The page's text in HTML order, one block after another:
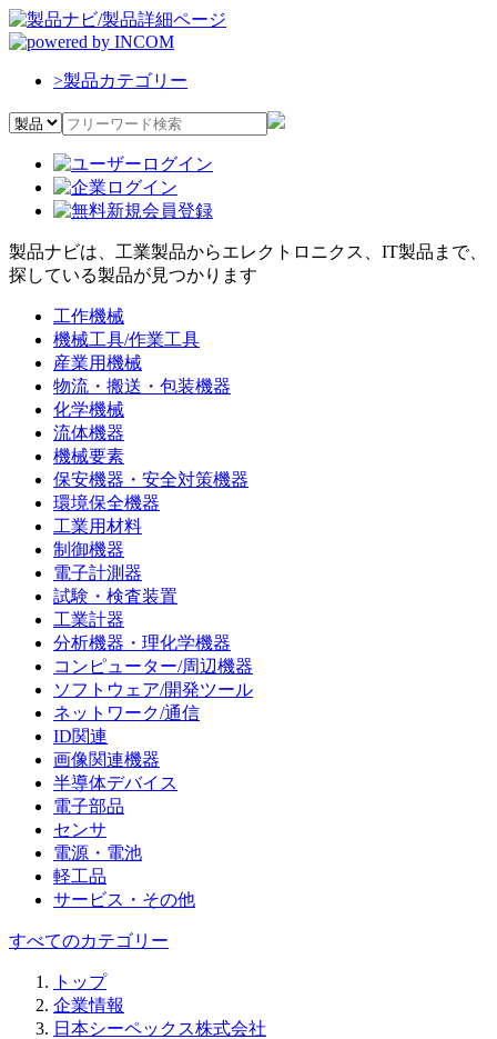
>製品カテゴリー
製品ナビは、工業製品からエレクトロニクス、IT製品まで、
探している製品が見つかります
工作機械
機械工具/作業工具
産業用機械
物流・搬送・包装機器
化学機械
流体機器
機械要素
保安機器・安全対策機器
環境保全機器
工業用材料
制御機器
電子計測器
試験・検査装置
工業計器
分析機器・理化学機器
コンピューター/周辺機器
ソフトウェア/開発ツール
ネットワーク/通信
ID関連
画像関連機器
半導体デバイス
電子部品
センサ
電源・電池
軽工品
サービス・その他
すべてのカテゴリー
トップ
企業情報
日本シーペックス株式会社